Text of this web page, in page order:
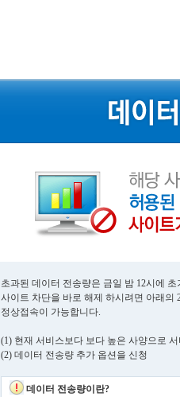
초과된 데이터 전송량은 금일 밤 12시에
사이트 차단을 바로 해제 하시려면 아래의
정상접속이 가능합니다.
(1) 현재 서비스보다 보다 높은 사양으로
(2) 데이터 전송량 추가 옵션을 신청
데이터 전송량이란?